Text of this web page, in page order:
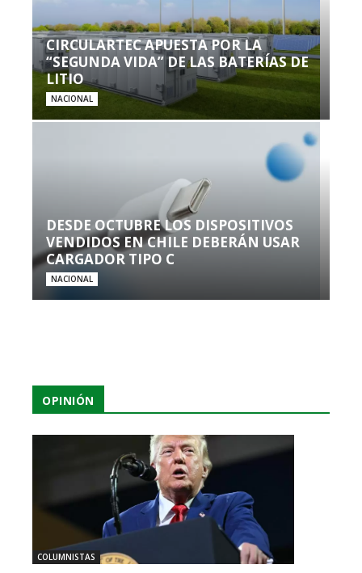
CIRCULARTEC APUESTA POR LA
“SEGUNDA VIDA” DE LAS BATERÍAS DE
LITIO
NACIONAL
DESDE OCTUBRE LOS DISPOSITIVOS
VENDIDOS EN CHILE DEBERÁN USAR
CARGADOR TIPO C
NACIONAL
OPINIÓN
COLUMNISTAS